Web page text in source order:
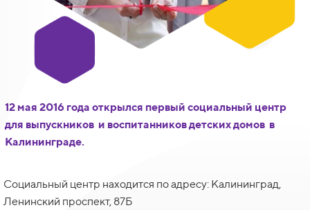
12 мая 2016 года открылся первый социальный центр
для выпускников и воспитанников детских домов в
Калининграде.
Социальный центр находится по адресу: Калининград,
Ленинский проспект, 87Б